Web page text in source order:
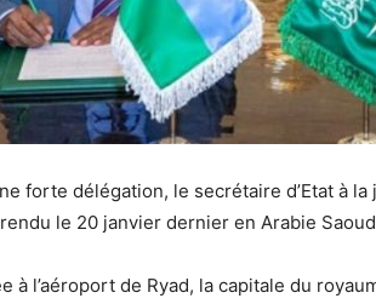
forte délégation, le secrétaire d’Etat à
rendu le 20 janvier dernier en Arabie
à l’aéroport de Ryad, la capitale du